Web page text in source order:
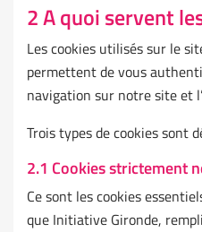
2 A quoi servent
Les cookies utilisés sur le
permettent de vous
navigation sur notre site et
Trois types de cookies sont
2.1 Cookies strictement
Ce sont les cookies
que Initiative Gironde,